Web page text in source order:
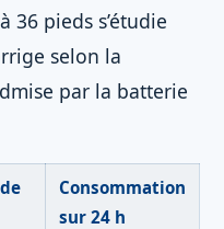
36 pieds s’étudie
selon la
par la batterie
Consommation
sur 24 h